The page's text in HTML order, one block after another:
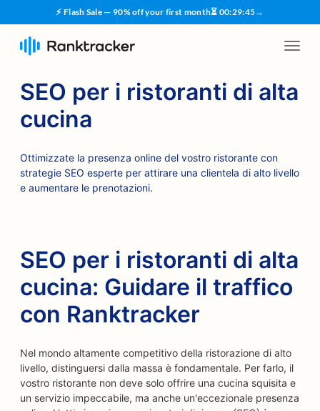
⚡ Flash Sale — 90% off your first month⏳ 00:29:45→
SEO per i ristoranti di alta
cucina
Ottimizzate la presenza online del vostro ristorante con
strategie SEO esperte per attirare una clientela di alto livello
e aumentare le prenotazioni.
SEO per i ristoranti di alta
cucina: Guidare il traffico
con Ranktracker
Nel mondo altamente competitivo della ristorazione di alto
livello, distinguersi dalla massa è fondamentale. Per farlo, il
vostro ristorante non deve solo offrire una cucina squisita e
un servizio impeccabile, ma anche un'eccezionale presenza